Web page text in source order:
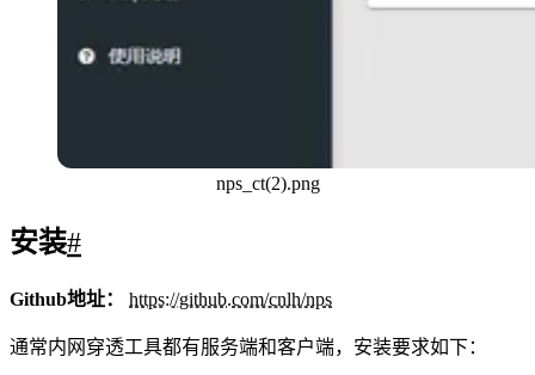
nps_ct(2).png
安装#
Github地址： https://github.com/cnlh/nps
通常内网穿透工具都有服务端和客户端，安装要求如下：